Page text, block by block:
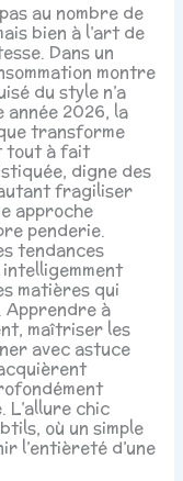
au nombre de
bien à l’art de
Dans un
montre
du style n’a
année 2026, la
transforme
tout à fait
digne des
fragiliser
approche
penderie.
tendances
matières qui
Apprendre à
maîtriser les
avec astuce
chic
où un simple
l’entièreté d’une